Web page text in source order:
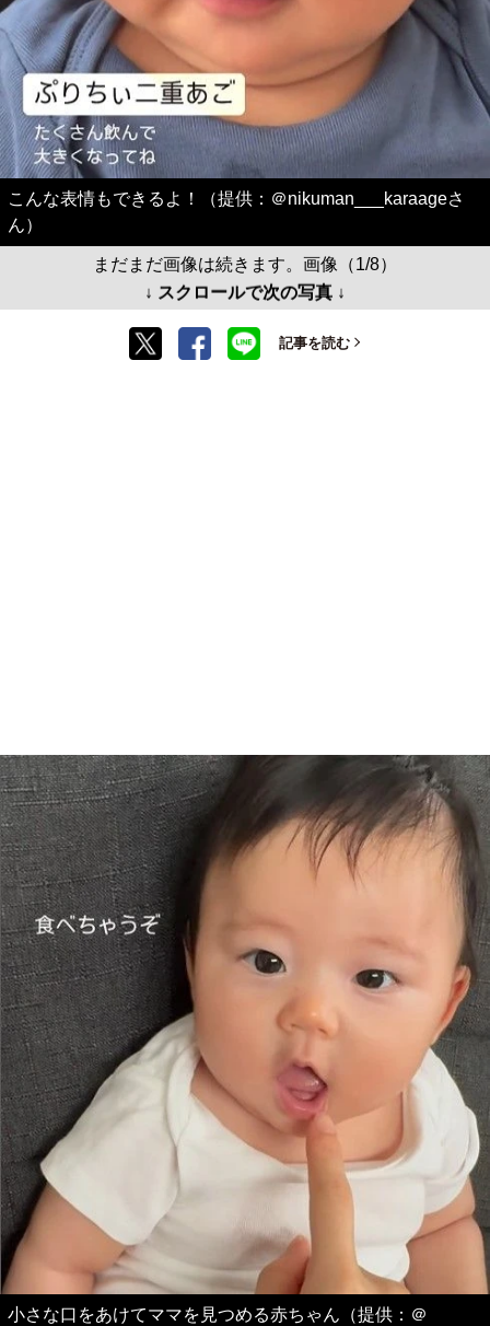
こんな表情もできるよ！（提供：＠nikuman___karaageさ
ん）
まだまだ画像は続きます。画像（1/8）
↓ スクロールで次の写真 ↓
記事を読む
小さな口をあけてママを見つめる赤ちゃん（提供：＠